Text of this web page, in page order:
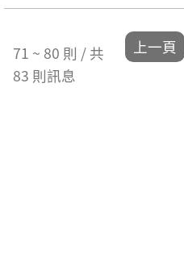
71 ~ 80 則 / 共
83 則訊息